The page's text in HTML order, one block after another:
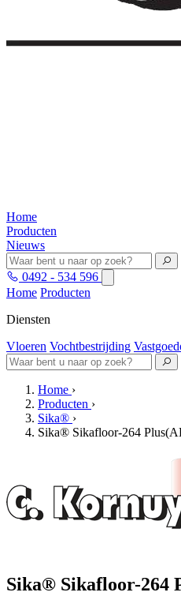
Home
Producten
Nieuws
0492 - 534 596
Home Producten
Diensten
Vloeren Vochtbestrijding
Home ›
Producten ›
Sika® ›
Sika® Sikafloor-264
Sika® Sikafloor-264